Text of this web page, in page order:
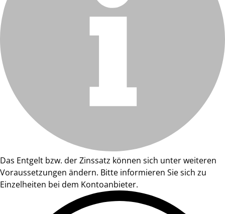
Das Entgelt bzw. der Zinssatz können sich unter weiteren
Voraussetzungen ändern. Bitte informieren Sie sich zu
Einzelheiten bei dem Kontoanbieter.